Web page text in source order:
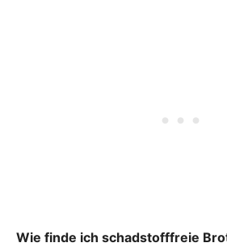
Wie finde ich schadstofffreie